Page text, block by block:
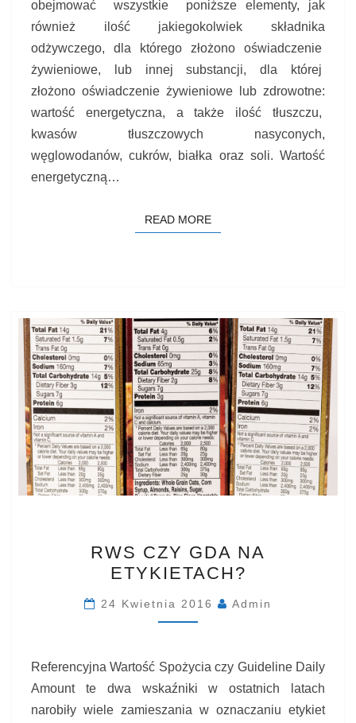
obejmować wszystkie poniższe elementy, jak
również ilość jakiegokolwiek składnika
odżywczego, dla którego złożono oświadczenie
żywieniowe, lub innej substancji, dla której
złożono oświadczenie żywieniowe lub zdrowotne:
wartość energetyczna, a także ilość tłuszczu,
kwasów tłuszczowych nasyconych,
węglowodanów, cukrów, białka oraz soli. Wartość
energetyczną…
READ MOREREAD MORE
CZY
GDA
NA
ETYKIETACH?
RWS CZY GDA NA
ETYKIETACH?
24 Kwietnia 2016 Admin
Referencyjna Wartość Spożycia czy Guideline Daily
Amount te dwa wskaźniki w ostatnich latach
narobiły wiele zamieszania w oznaczaniu etykiet